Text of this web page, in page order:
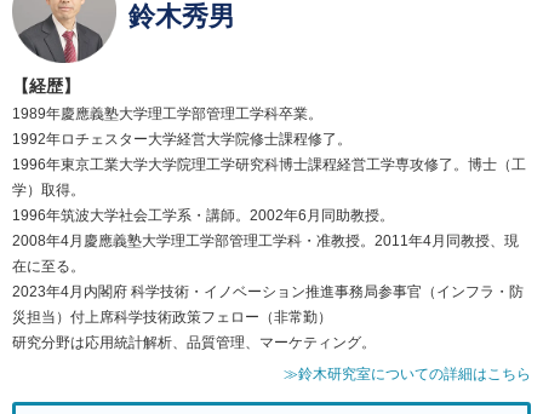
鈴木秀男
【経歴】
1989年慶應義塾大学理工学部管理工学科卒業。
1992年ロチェスター大学経営大学院修士課程修了。
1996年東京工業大学大学院理工学研究科博士課程経営工学専攻修了。博士（工
学）取得。
1996年筑波大学社会工学系・講師。2002年6月同助教授。
2008年4月慶應義塾大学理工学部管理工学科・准教授。2011年4月同教授、現
在に至る。
2023年4月内閣府 科学技術・イノベーション推進事務局参事官（インフラ・防
災担当）付上席科学技術政策フェロー（非常勤）
研究分野は応用統計解析、品質管理、マーケティング。
≫鈴木研究室についての詳細はこちら